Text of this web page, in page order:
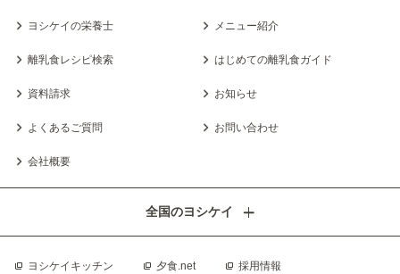
ヨシケイの栄養士 メニュー紹介
離乳食レシピ検索 はじめての離乳食ガイド
資料請求 お知らせ
よくあるご質問 お問い合わせ
会社概要
ヨシケイキッチン 夕食.net 採用情報
全国のヨシケイ